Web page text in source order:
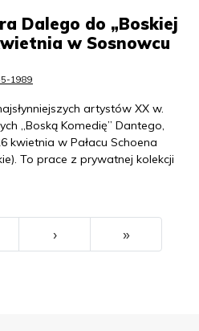
Dalego do „Boskiej
w Sosnowcu
1989
artystów XX w.
„Boską Komedię” Dantego,
kwietnia w Pałacu Schoena
To prace z prywatnej kolekcji
››› »Ostatni